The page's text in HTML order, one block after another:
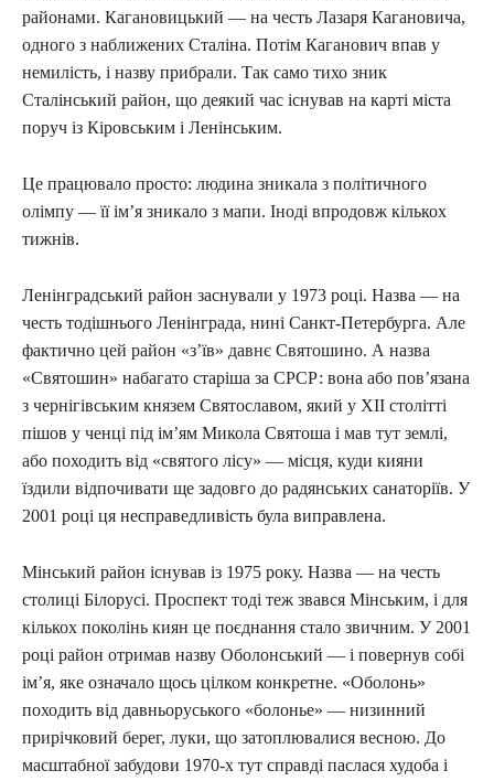
районами. Кагановицький — на честь Лазаря Кагановича,
одного з наближених Сталіна. Потім Каганович впав у
немилість, і назву прибрали. Так само тихо зник
Сталінський район, що деякий час існував на карті міста
поруч із Кіровським і Ленінським.
Це працювало просто: людина зникала з політичного
олімпу — її ім’я зникало з мапи. Іноді впродовж кількох
тижнів.
Ленінградський район заснували у 1973 році. Назва — на
честь тодішнього Ленінграда, нині Санкт-Петербурга. Але
фактично цей район «з’їв» давнє Святошино. А назва
«Святошин» набагато старіша за СРСР: вона або пов’язана
з чернігівським князем Святославом, який у XII столітті
пішов у ченці під ім’ям Микола Святоша і мав тут землі,
або походить від «святого лісу» — місця, куди кияни
їздили відпочивати ще задовго до радянських санаторіїв. У
2001 році ця несправедливість була виправлена.
Мінський район існував із 1975 року. Назва — на честь
столиці Білорусі. Проспект тоді теж звався Мінським, і для
кількох поколінь киян це поєднання стало звичним. У 2001
році район отримав назву Оболонський — і повернув собі
ім’я, яке означало щось цілком конкретне. «Оболонь»
походить від давньоруського «болонье» — низинний
прирічковий берег, луки, що затоплювалися весною. До
масштабної забудови 1970-х тут справді паслася худоба і